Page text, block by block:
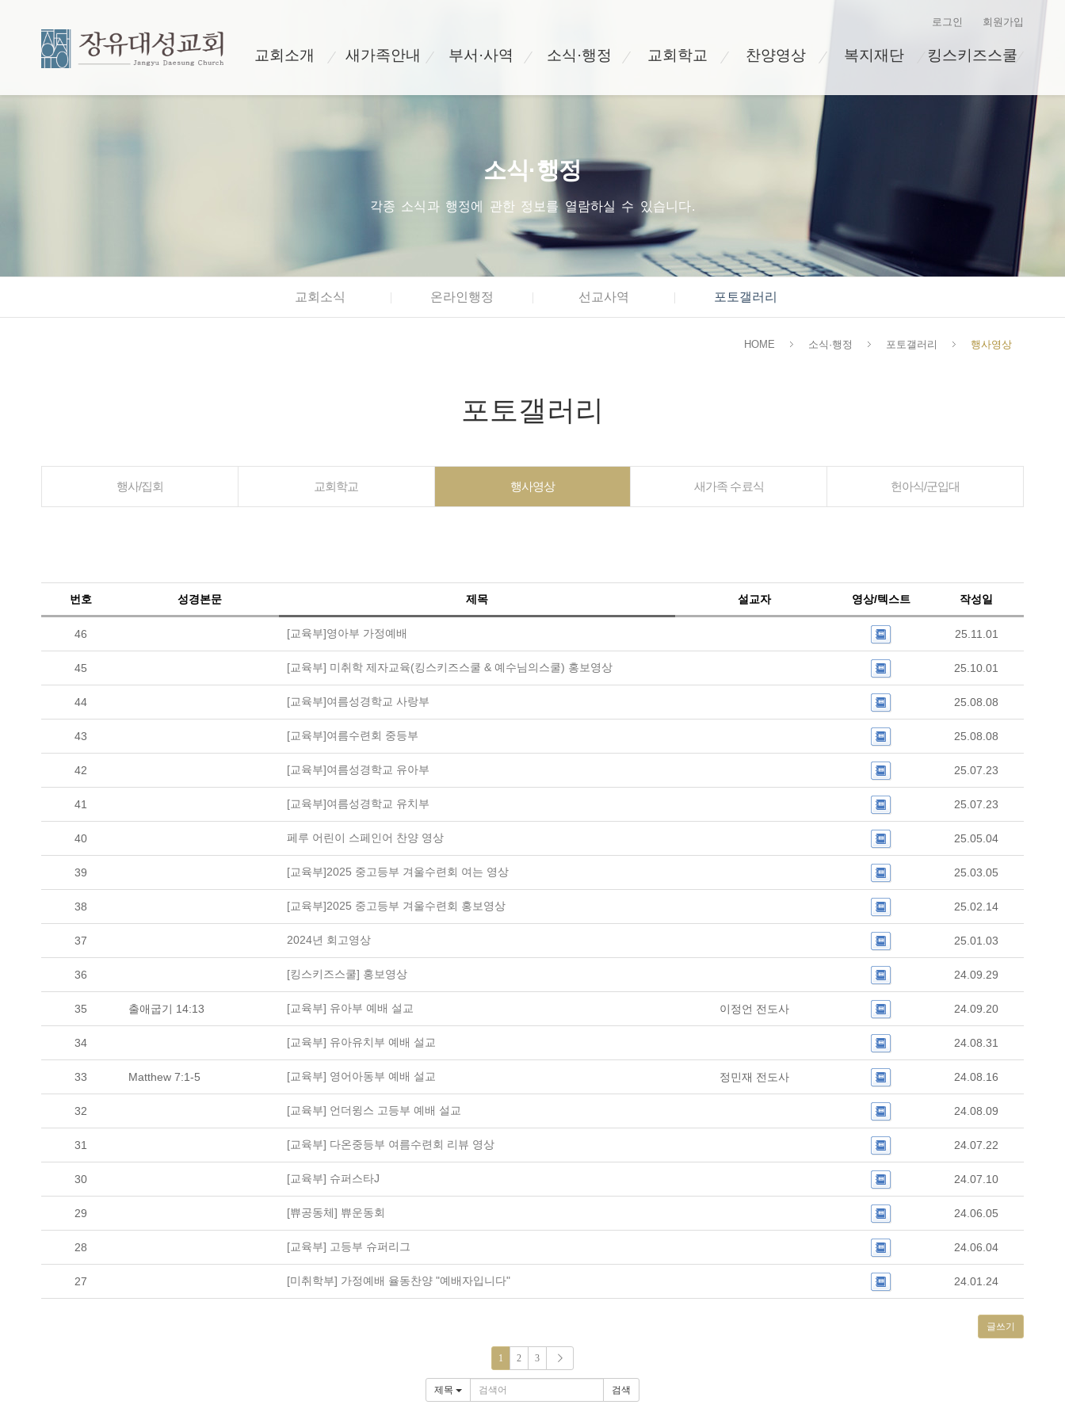
로그인 회원가입
교회소개 새가족안내 부서·사역 소식·행정 교회학교 찬양영상 복지재단 킹스키즈스쿨
소식·행정
각종 소식과 행정에 관한 정보를 열람하실 수 있습니다.
교회소식 온라인행정 선교사역 포토갤러리
HOME 소식·행정 포토갤러리 행사영상
포토갤러리
행사/집회 교회학교 행사영상 새가족 수료식 헌아식/군입대
번호 성경본문 제목 설교자 영상/텍스트 작성일
46 [교육부]영아부 가정예배 25.11.01
45 [교육부] 미취학 제자교육(킹스키즈스쿨 & 예수님의스쿨) 홍보영상 25.10.01
44 [교육부]여름성경학교 사랑부 25.08.08
43 [교육부]여름수련회 중등부 25.08.08
42 [교육부]여름성경학교 유아부 25.07.23
41 [교육부]여름성경학교 유치부 25.07.23
40 페루 어린이 스페인어 찬양 영상 25.05.04
39 [교육부]2025 중고등부 겨울수련회 여는 영상 25.03.05
38 [교육부]2025 중고등부 겨울수련회 홍보영상 25.02.14
37 2024년 회고영상 25.01.03
36 [킹스키즈스쿨] 홍보영상 24.09.29
35 출애굽기 14:13 [교육부] 유아부 예배 설교 이정언 전도사 24.09.20
34 [교육부] 유아유치부 예배 설교 24.08.31
33 Matthew 7:1-5 [교육부] 영어아동부 예배 설교 정민재 전도사 24.08.16
32 [교육부] 언더윙스 고등부 예배 설교 24.08.09
31 [교육부] 다온중등부 여름수련회 리뷰 영상 24.07.22
30 [교육부] 슈퍼스타J 24.07.10
29 [쀼공동체] 쀼운동회 24.06.05
28 [교육부] 고등부 슈퍼리그 24.06.04
27 [미취학부] 가정예배 율동찬양 "예배자입니다" 24.01.24
글쓰기
1 2 3
제목 검색